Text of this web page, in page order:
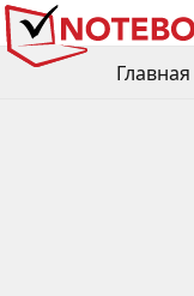
Главная